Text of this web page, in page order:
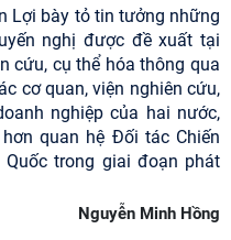
Lợi bày tỏ tin tưởng những
nghị được đề xuất tại
cứu, cụ thể hóa thông qua
cơ quan, viện nghiên cứu,
nghiệp của hai nước,
quan hệ Đối tác Chiến
Quốc trong giai đoạn phát
Nguyễn Minh Hồng